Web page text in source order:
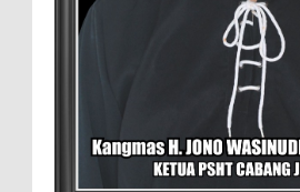
David Iswanto Jabat
Kabupaten Jember
Jajaran Dewan
Jember 2025-2031,
usai acara pelantikan di Gedung
Selasa 28 Juli 2...